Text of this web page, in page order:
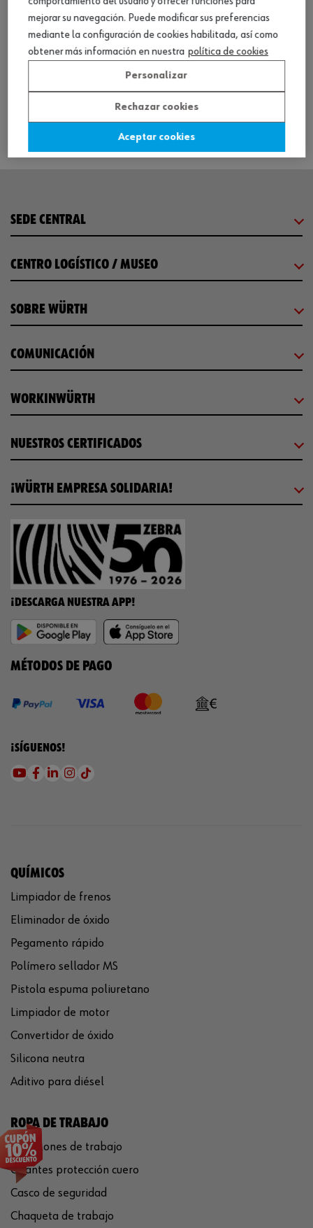
Cerradura embutida, marco tubular, 02
SEDE CENTRAL
CENTRO LOGÍSTICO / MUSEO
SOBRE WÜRTH
COMUNICACIÓN
WORKINWÜRTH
NUESTROS CERTIFICADOS
¡WÜRTH EMPRESA SOLIDARIA!
¡DESCARGA NUESTRA APP!
MÉTODOS DE PAGO
¡SÍGUENOS!
QUÍMICOS
Limpiador de frenos
Eliminador de óxido
Pegamento rápido
Polímero sellador MS
Pistola espuma poliuretano
Limpiador de motor
Convertidor de óxido
Silicona neutra
Aditivo para diésel
ROPA DE TRABAJO
Pantalones de trabajo
Guantes protección cuero
Casco de seguridad
Chaqueta de trabajo
mejorar su navegación. Puede modificar sus preferencias
mediante la configuración de cookies habilitada, así como
obtener más información en nuestra política de cookies
Personalizar
Rechazar cookies
Aceptar cookies